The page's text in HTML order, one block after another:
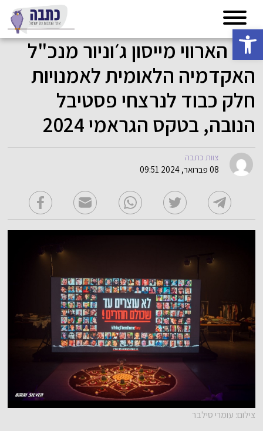
פתח סרגל נגישות
מר הארווי מייסון ג׳וניור מנכ"ל
האקדמיה הלאומית לאמנויות
חלק כבוד לנרצחי פסטיבל
הנובה, בטקס הגראמי 2024
צוות כתבה
08 פברואר, 2024 09:51
צילום: עומרי סילבר